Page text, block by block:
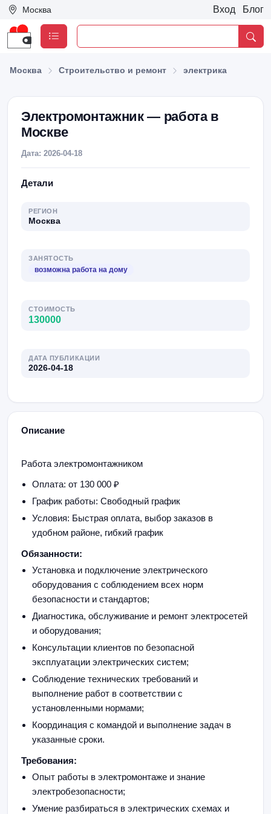
Москва Вход Блог
Москва Строительство и ремонт электрика
Электромонтажник — работа в
Москве
Дата: 2026-04-18
Детали
РЕГИОН
Москва
ЗАНЯТОСТЬ
возможна работа на дому
СТОИМОСТЬ
130000
ДАТА ПУБЛИКАЦИИ
2026-04-18
Описание
Работа электромонтажником
Оплата: от 130 000 ₽
График работы: Свободный график
Условия: Быстрая оплата, выбор заказов в
удобном районе, гибкий график
Обязанности:
Установка и подключение электрического
оборудования с соблюдением всех норм
безопасности и стандартов;
Диагностика, обслуживание и ремонт электросетей
и оборудования;
Консультации клиентов по безопасной
эксплуатации электрических систем;
Соблюдение технических требований и
выполнение работ в соответствии с
установленными нормами;
Координация с командой и выполнение задач в
указанные сроки.
Требования:
Опыт работы в электромонтаже и знание
электробезопасности;
Умение разбираться в электрических схемах и